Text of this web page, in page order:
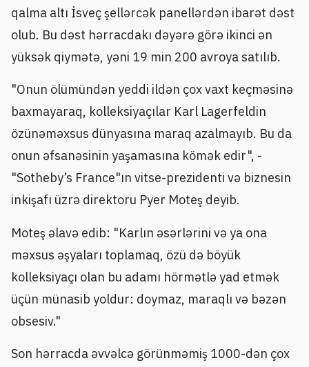
qalma altı İsveç şellərcək panellərdən ibarət dəst
olub. Bu dəst hərracdakı dəyərə görə ikinci ən
yüksək qiymətə, yəni 19 min 200 avroya satılıb.
"Onun ölümündən yeddi ildən çox vaxt keçməsinə
baxmayaraq, kolleksiyaçılar Karl Lagerfeldin
özünəməxsus dünyasına maraq azalmayıb. Bu da
onun əfsanəsinin yaşamasına kömək edir", -
"Sotheby’s France"ın vitse-prezidenti və biznesin
inkişafı üzrə direktoru Pyer Moteş deyib.
Moteş əlavə edib: "Karlın əsərlərini və ya ona
məxsus əşyaları toplamaq, özü də böyük
kolleksiyaçı olan bu adamı hörmətlə yad etmək
üçün münasib yoldur: doymaz, maraqlı və bəzən
obsesiv."
Son hərracda əvvəlcə görünməmiş 1000-dən çox